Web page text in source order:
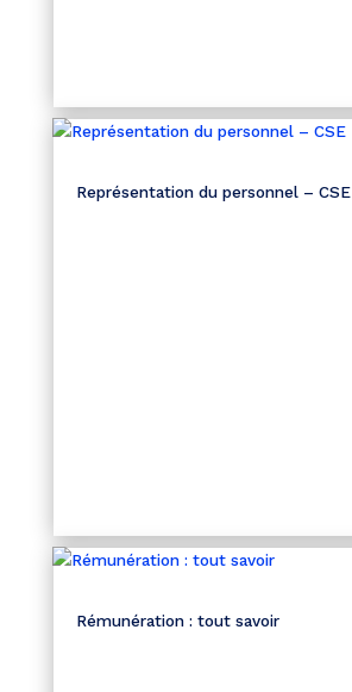
Représentation du personnel – CSE
Rémunération : tout savoir